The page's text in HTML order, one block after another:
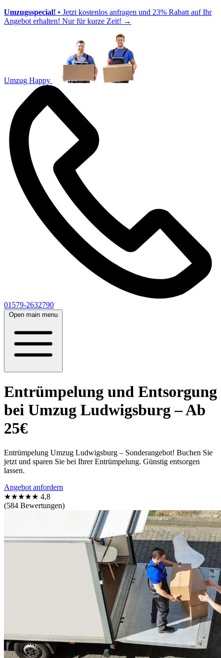
Umzugsspecial! • Jetzt kostenlos anfragen und 23% Rabatt auf Ihr
Angebot erhalten! Nur für kurze Zeit! →
Umzug Happy
01579-2632790
Open main menu
Entrümpelung und Entsorgung
bei Umzug Ludwigsburg – Ab
25€
Entrümpelung Umzug Ludwigsburg – Sonderangebot! Buchen Sie
jetzt und sparen Sie bei Ihrer Entrümpelung. Günstig entsorgen
lassen.
Angebot anfordern
★★★★★ 4,8
(584 Bewertungen)